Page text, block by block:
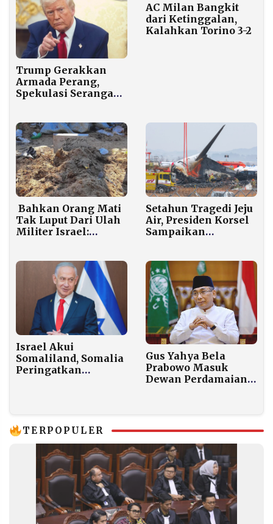
Trump Gerakkan
Armada Perang,
Spekulasi Serangan
AC Milan Bangkit
dari Ketinggalan,
Kalahkan Torino 3-2
Bahkan Orang Mati
Tak Luput Dari Ulah
Militer Israel:
Gaza
Setahun Tragedi Jeju
Air, Presiden Korsel
Sampaikan
Israel Akui
Somaliland, Somalia
Peringatkan
Gus Yahya Bela
Prabowo Masuk
Dewan Perdamaian
TERPOPULER